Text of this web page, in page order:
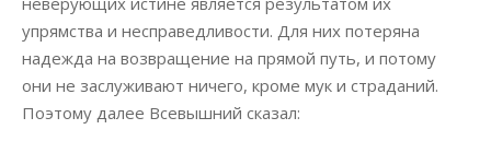
упрямства и несправедливости. Для них потеряна
надежда на возвращение на прямой путь, и потому
они не заслуживают ничего, кроме мук и страданий.
Поэтому далее Всевышний сказал: